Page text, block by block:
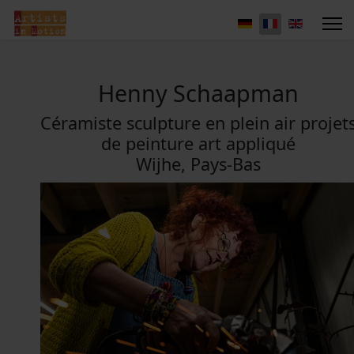
Henny Schaapman
Céramiste sculpture en plein air
de peinture art appliqué
Wijhe, Pays-Bas